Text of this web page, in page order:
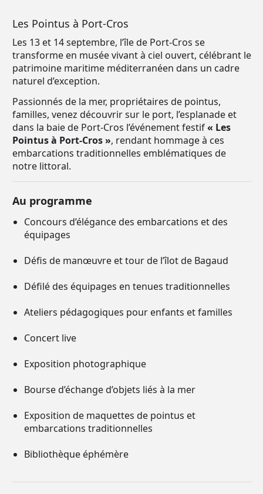
Les Pointus à Port-Cros
Les 13 et 14 septembre, l’île de Port-Cros se
transforme en musée vivant à ciel ouvert, célébrant le
patrimoine maritime méditerranéen dans un cadre
naturel d’exception.
Passionnés de la mer, propriétaires de pointus,
familles, venez découvrir sur le port, l’esplanade et
dans la baie de Port-Cros l’événement festif« Les
Pointus à Port-Cros », rendant hommage à ces
embarcations traditionnelles emblématiques de
notre littoral.
Au programme
Concours d’élégance des embarcations et des
équipages
Défis de manœuvre et tour de l’îlot de Bagaud
Défilé des équipages en tenues traditionnelles
Ateliers pédagogiques pour enfants et familles
Concert live
Exposition photographique
Bourse d’échange d’objets liés à la mer
Exposition de maquettes de pointus et
embarcations traditionnelles
Bibliothèque éphémère